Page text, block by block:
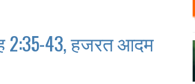
2:35-43, हजरत आदम